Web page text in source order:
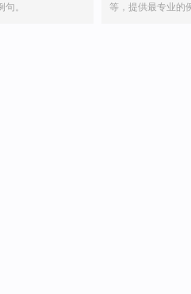
。
等，提供最专业的